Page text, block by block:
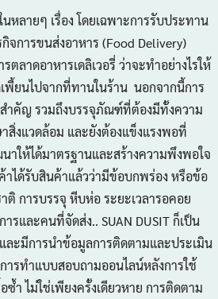
ลายๆ เรื่อง โดยเฉพาะการรับประทาน
การขนส่งอาหาร (Food Delivery)
ลาดอาหารเดลิเวอรี่ ว่าจะทำอย่างไรให้
พี้ยนไปจากที่ทานในร้าน นอกจากนี้การ
สำคัญ รวมถึงบรรจุภัณฑ์ที่ต้องมีทั้งความ
งแวดล้อม และยังต้องแข็งแรงพอที่
ให้ได้มาตรฐานและสร้างความพึงพอใจ
ได้รับสินค้าแล้วว่ามีข้อบกพร่อง หรือข้อ
ติ การบรรจุ หีบห่อ ระยะเวลารอคอย
รและคนที่จัดส่ง.. SUAN DUSIT ก็เป็น
ละมีการนำข้อมูลการติดตามและประเมิน
รทำแบบสอบถามออนไลน์หลังการใช้
ำ ไม่ใช่เพียงครั้งเดียวหาย การติดตาม